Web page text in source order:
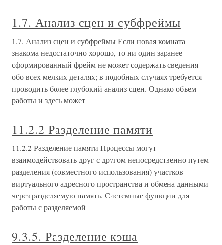
1.7. Анализ сцен и субфреймы
1.7. Анализ сцен и субфреймы Если новая комната
знакома недостаточно хорошо, то ни один заранее
сформированный фрейм не может содержать сведения
обо всех мелких деталях; в подобных случаях требуется
проводить более глубокий анализ сцен. Однако объем
работы и здесь может
11.2.2 Разделение памяти
11.2.2 Разделение памяти Процессы могут
взаимодействовать друг с другом непосредственно путем
разделения (совместного использования) участков
виртуального адресного пространства и обмена данными
через разделяемую память. Системные функции для
работы с разделяемой
9.3.5. Разделение кэша